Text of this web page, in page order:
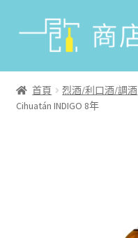
首頁
葡萄酒
首頁 烈酒/利口酒/調酒
Cihuatán INDIGO 8年